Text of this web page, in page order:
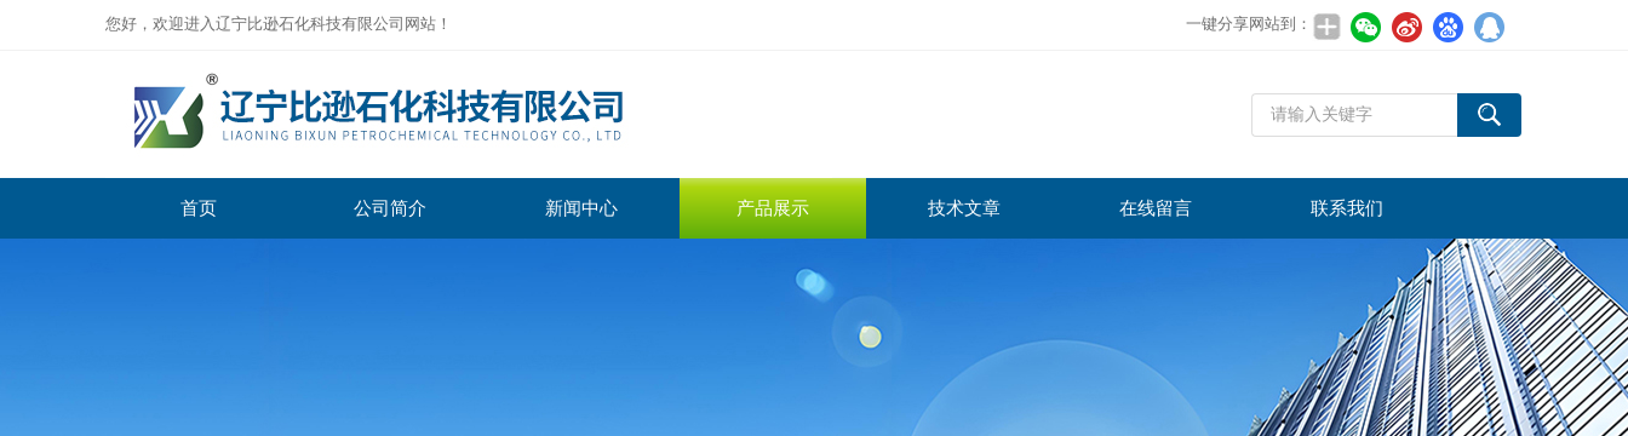
您好，欢迎进入辽宁比逊石化科技有限公司网站！ 一键分享网站到：
首页 公司简介 新闻中心 产品展示 技术文章 在线留言 联系我们